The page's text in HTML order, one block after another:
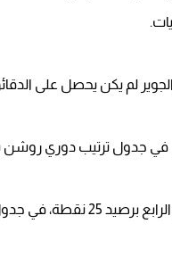
لم يكن يحصل على
جدول ترتيب دوري روشن برصيد
ترتيب البطولة المحلية.